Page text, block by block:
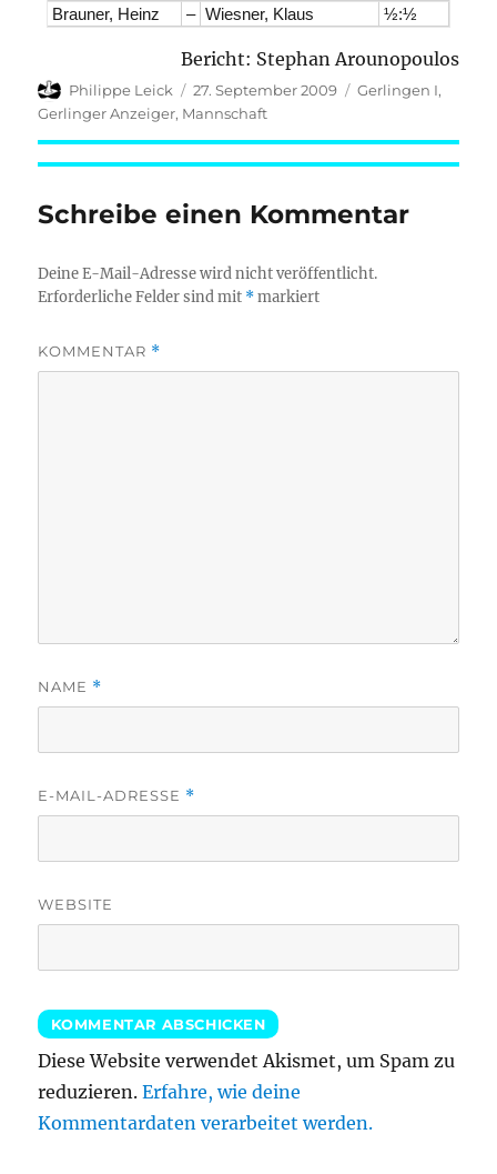
Brauner, Heinz
– Wiesner, Klaus ½:½
Bericht: Stephan Arounopoulos
Autor
Philippe Leick
Veröffentlicht
am
27. September 2009 Kategorien
Gerlingen I,
Gerlinger Anzeiger, Mannschaft
Schreibe einen Kommentar
Deine E-Mail-Adresse wird nicht veröffentlicht.
Erforderliche Felder sind mit *markiert
KOMMENTAR *
NAME *
E-MAIL-ADRESSE *
WEBSITE
Diese Website verwendet Akismet, um Spam zu
reduzieren.Erfahre, wie deine
Kommentardaten verarbeitet werden.